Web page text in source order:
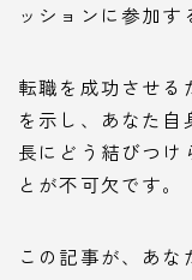
ッションに参加す
転職を成功させる
を示し、あなた
長にどう結びつけ
とが不可欠です。
この記事が、あ